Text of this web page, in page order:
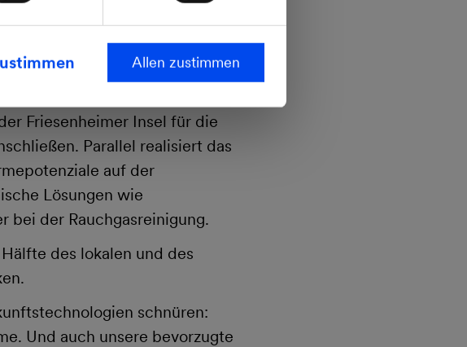
Allen zustimmen
Das heißt, wenn es zu
Spitzenlast an
Friesenheimer Insel für die
Parallel realisiert das
auf der
Lösungen wie
bei der Rauchgasreinigung.
des lokalen und des
schnüren:
Und auch unsere bevorzugte